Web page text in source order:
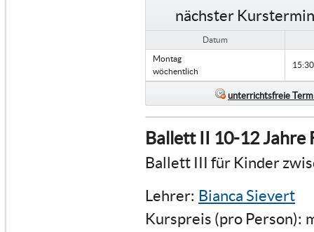
nächster
Datum
Montag
wöchentlich
unterrichtsfreie
Ballett II 10-12 Jahre
Ballett III für Kinder
Lehrer: Bianca Sievert
Kurspreis (pro Person):